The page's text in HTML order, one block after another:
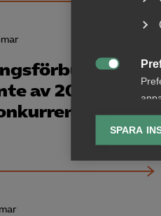

SPARA
av 2015 års